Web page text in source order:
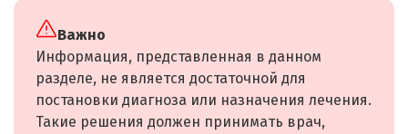
Важно
Информация, представленная в данном
разделе, не является достаточной для
постановки диагноза или назначения лечения.
Такие решения должен принимать врач,